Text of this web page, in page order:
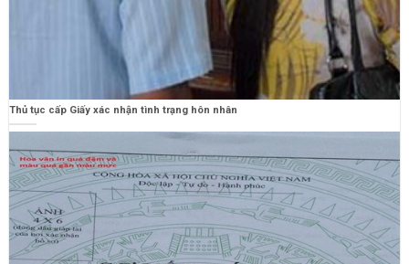
Thủ tục cấp Giấy xác nhận tình trạng hôn nhân